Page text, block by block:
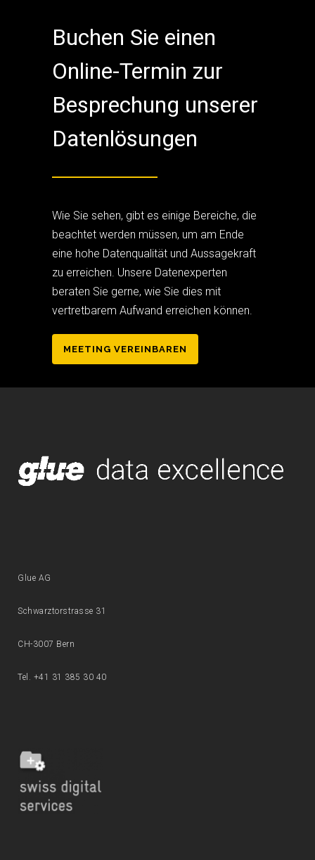
Buchen Sie einen
Online-Termin zur
Besprechung unserer
Datenlösungen
Wie Sie sehen, gibt es einige Bereiche, die
beachtet werden müssen, um am Ende
eine hohe Datenqualität und Aussagekraft
zu erreichen. Unsere Datenexperten
beraten Sie gerne, wie Sie dies mit
vertretbarem Aufwand erreichen können.
MEETING VEREINBAREN
Glue AG
Schwarztorstrasse 31
CH-3007 Bern
Tel. +41 31 385 30 40